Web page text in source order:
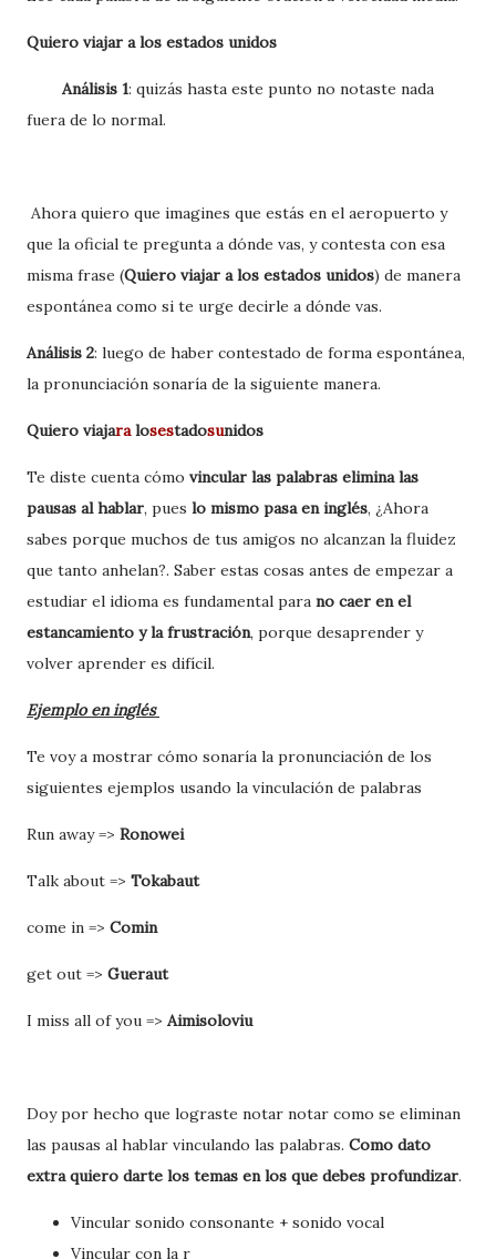
Quiero viajar a los estados unidos
Análisis 1: quizás hasta este punto no notaste nada
fuera de lo normal.
Ahora quiero que imagines que estás en el aeropuerto y
que la oficial te pregunta a dónde vas, y contesta con esa
misma frase (Quiero viajar a los estados unidos) de manera
espontánea como si te urge decirle a dónde vas.
Análisis 2: luego de haber contestado de forma espontánea,
la pronunciación sonaría de la siguiente manera.
Quiero viajaralosestadosunidos
Te diste cuenta cómo vincular las palabras elimina las
pausas al hablar, pues lo mismo pasa en inglés, ¿Ahora
sabes porque muchos de tus amigos no alcanzan la fluidez
que tanto anhelan?. Saber estas cosas antes de empezar a
estudiar el idioma es fundamental para no caer en el
estancamiento y la frustración, porque desaprender y
volver aprender es difícil.
Ejemplo en inglés
Te voy a mostrar cómo sonaría la pronunciación de los
siguientes ejemplos usando la vinculación de palabras
Run away => Ronowei
Talk about => Tokabaut
come in => Comin
get out => Gueraut
I miss all of you => Aimisoloviu
Doy por hecho que lograste notar notar como se eliminan
las pausas al hablar vinculando las palabras. Como dato
extra quiero darte los temas en los que debes profundizar.
Vincular sonido consonante + sonido vocal
Vincular con la r